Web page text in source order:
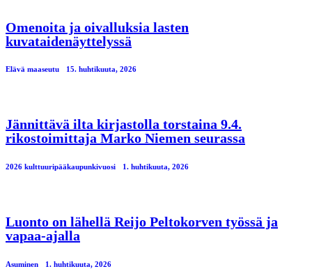
Omenoita ja oivalluksia lasten
kuvataidenäyttelyssä
Elävä maaseutu 15. huhtikuuta, 2026
Jännittävä ilta kirjastolla torstaina 9.4.
rikostoimittaja Marko Niemen seurassa
2026 kulttuuripääkaupunkivuosi 1. huhtikuuta, 2026
Luonto on lähellä Reijo Peltokorven työssä ja
vapaa-ajalla
Asuminen 1. huhtikuuta, 2026